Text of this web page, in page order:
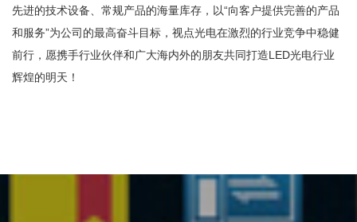
先进的技术设备、常规产品的海量库存，以“向客户提供完善的产品
和服务”为公司的最高奋斗目标，视点光电在激烈的行业竞争中稳健
前行，愿携手行业伙伴和广大海内外的朋友共同打造LED光电行业
辉煌的明天！